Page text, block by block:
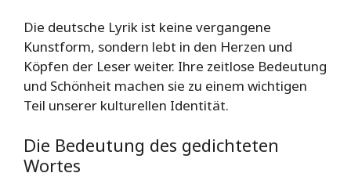
Die deutsche Lyrik ist keine vergangene
Kunstform, sondern lebt in den Herzen und
Köpfen der Leser weiter. Ihre zeitlose Bedeutung
und Schönheit machen sie zu einem wichtigen
Teil unserer kulturellen Identität.
Die Bedeutung des gedichteten
Wortes